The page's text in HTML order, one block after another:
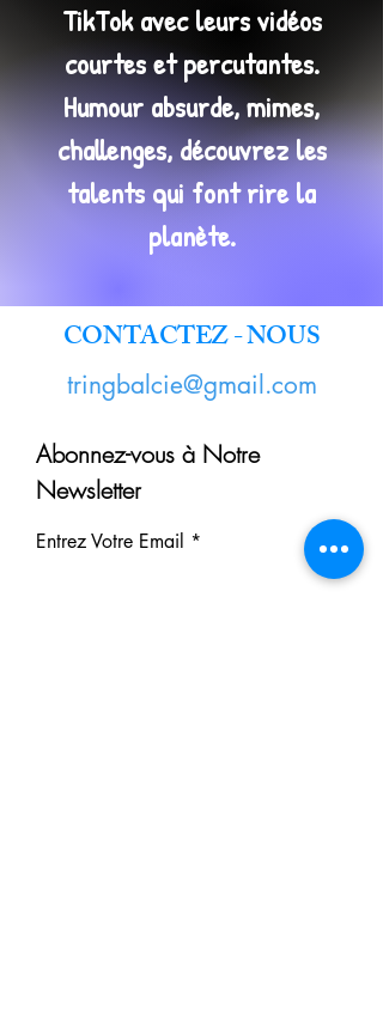
TikTok avec leurs vidéos
courtes et percutantes.
Humour absurde, mimes,
challenges, découvrez les
talents qui font rire la
planète.
CONTACTEZ - NOUS
tringbalcie@gmail.com
Abonnez-vous à Notre
Newsletter
Entrez Votre Email